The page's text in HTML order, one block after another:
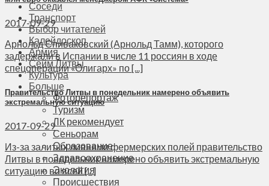
Соседи
Транспорт
Выбор читателей
Калейдоскоп
Армия
Сейм Литвы
Культура
Больше
Фоторепортаж
Туризм
ЛК рекомендует
Сеньорам
Образование
Здравоохранение
Экология
Происшествия
2017-09-29
Арнольд Спиваковский (Арнольд Тамм), которого
задержали в Испании в числе 11 россиян в ходе
спецоперации «Олигарх» по [...]
Правительство Литвы в понедельник намерено объявить
экстремальную ситуацию
2017-09-29
Из-за залитых ливнями фермерских полей правительство
Литвы в понедельник намерено объявить экстремальную
ситуацию во всей [...]